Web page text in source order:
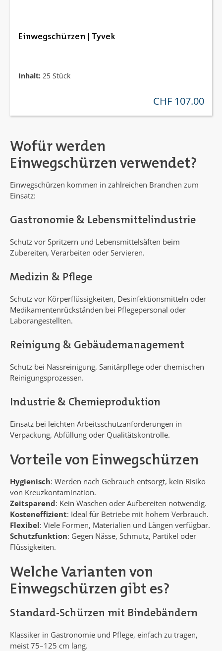
Einwegschürzen | Tyvek
Inhalt: 25 Stück
regulärer preis:
CHF 107.00
Wofür werden
Einwegschürzen verwendet?
Einwegschürzen kommen in zahlreichen Branchen zum
Einsatz:
Gastronomie & Lebensmittelindustrie
Schutz vor Spritzern und Lebensmittelsäften beim
Zubereiten, Verarbeiten oder Servieren.
Medizin & Pflege
Schutz vor Körperflüssigkeiten, Desinfektionsmitteln oder
Medikamentenrückständen bei Pflegepersonal oder
Laborangestellten.
Reinigung & Gebäudemanagement
Schutz bei Nassreinigung, Sanitärpflege oder chemischen
Reinigungsprozessen.
Industrie & Chemieproduktion
Einsatz bei leichten Arbeitsschutzanforderungen in
Verpackung, Abfüllung oder Qualitätskontrolle.
Vorteile von Einwegschürzen
Hygienisch: Werden nach Gebrauch entsorgt, kein Risiko
von Kreuzkontamination.
Zeitsparend: Kein Waschen oder Aufbereiten notwendig.
Kosteneffizient: Ideal für Betriebe mit hohem Verbrauch.
Flexibel: Viele Formen, Materialien und Längen verfügbar.
Schutzfunktion: Gegen Nässe, Schmutz, Partikel oder
Flüssigkeiten.
Welche Varianten von
Einwegschürzen gibt es?
Standard-Schürzen mit Bindebändern
Klassiker in Gastronomie und Pflege, einfach zu tragen,
meist 75–125 cm lang.